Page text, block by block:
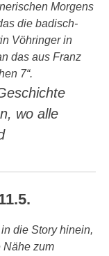
Morgens
die badisch-
Vöhringer in
das aus Franz
7“.
wo alle
die Story hinein,
Nähe zum